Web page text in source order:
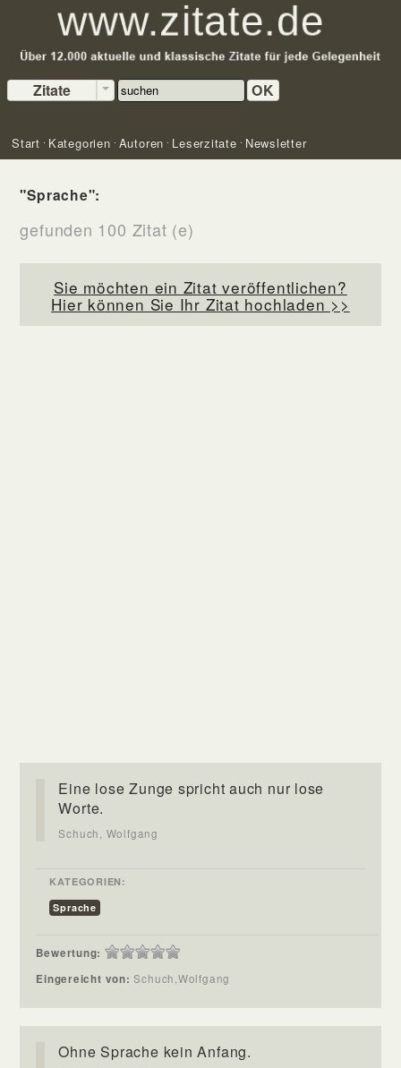
Zitate OK
Start Kategorien Autoren Leserzitate Newsletter
"Sprache":
gefunden 100 Zitat (e)
Sie möchten ein Zitat veröffentlichen?
Hier können Sie Ihr Zitat hochladen >>
Eine lose Zunge spricht auch nur lose
Worte.
Schuch, Wolfgang
KATEGORIEN:
Sprache
Bewertung:
Eingereicht von:Schuch,Wolfgang
Ohne Sprache kein Anfang.